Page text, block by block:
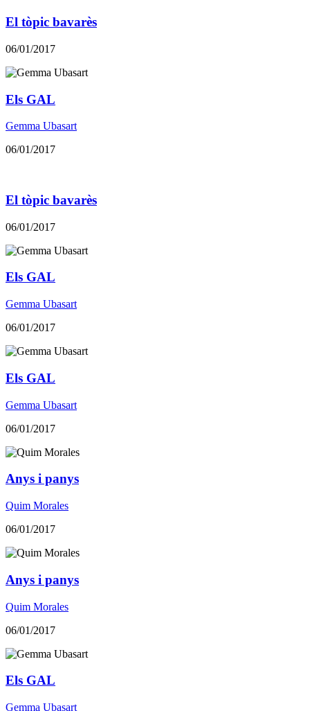
El tòpic bavarès
06/01/2017
Els GAL
Gemma Ubasart
06/01/2017
El tòpic bavarès
06/01/2017
Els GAL
Gemma Ubasart
06/01/2017
Els GAL
Gemma Ubasart
06/01/2017
Anys i panys
Quim Morales
06/01/2017
Anys i panys
Quim Morales
06/01/2017
Els GAL
Gemma Ubasart